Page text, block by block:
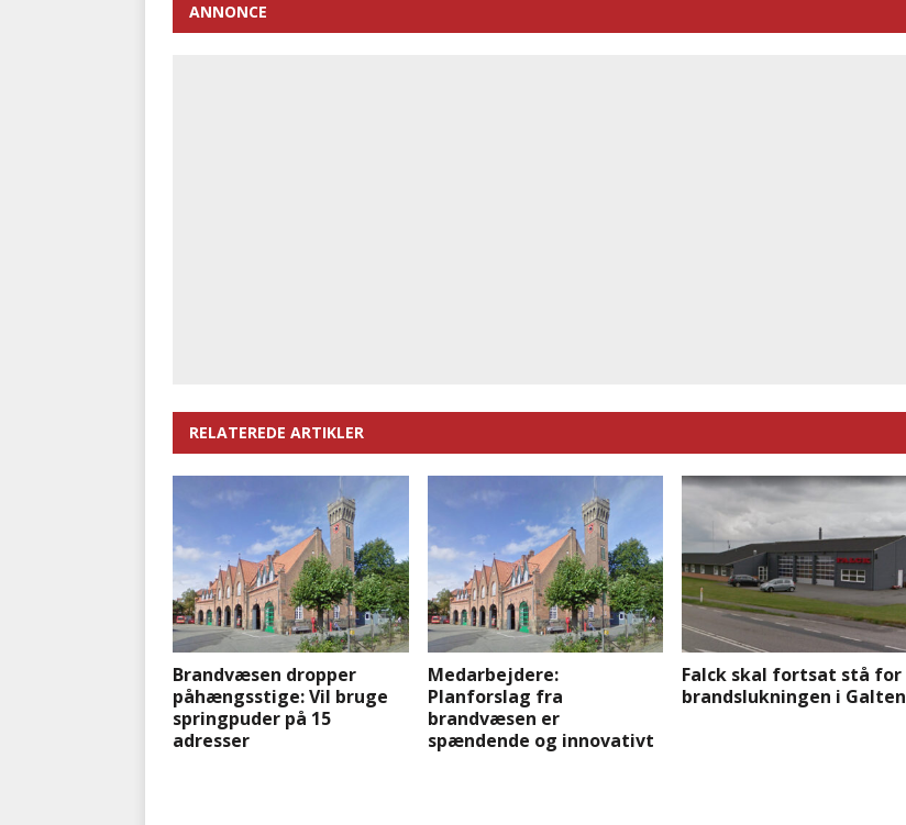
ANNONCE
RELATEREDE ARTIKLER
Brandvæsen dropper
påhængsstige: Vil bruge
springpuder på 15
adresser
Medarbejdere:
Planforslag fra
brandvæsen er
spændende og innovativt
Falck skal fortsat stå for
brandslukningen i Galten